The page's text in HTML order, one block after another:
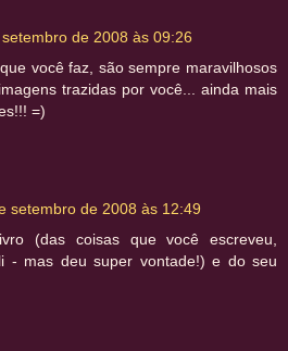
de 2008 às 09:26
você faz, são sempre maravilhosos
trazidas por você... ainda mais
=)
setembro de 2008 às 12:49
(das coisas que você escreveu,
- mas deu super vontade!) e do seu